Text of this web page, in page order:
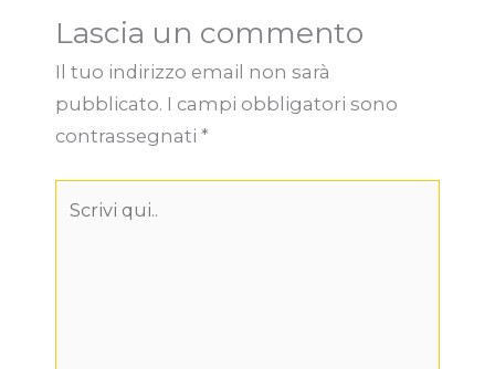
Lascia un commento
Il tuo indirizzo email non sarà
pubblicato. I campi obbligatori sono
contrassegnati *